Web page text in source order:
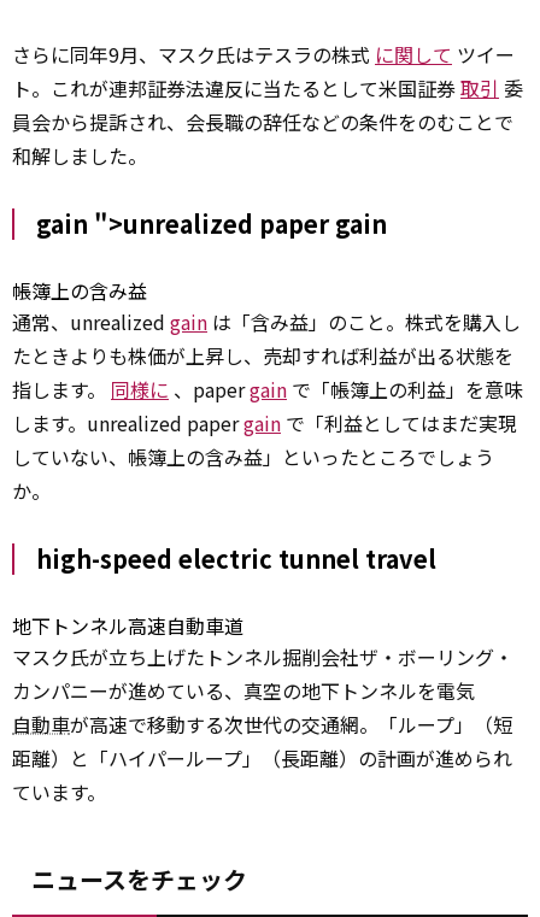
さらに同年9月、マスク氏はテスラの株式 に関して ツイー
ト。これが連邦証券法違反に当たるとして米国証券取引 委
員会から提訴され、会長職の辞任などの条件をのむことで
和解しました。
gain ">unrealized papergain
帳簿上の含み益
通常、unrealized gain は「含み益」のこと。株式を購入し
たときよりも株価が上昇し、売却すれば利益が出る状態を
指します。 同様に 、papergain で「帳簿上の利益」を意味
します。unrealized papergain で「利益としてはまだ実現
していない、帳簿上の含み益」といったところでしょう
か。
high-speed electric tunnel travel
地下トンネル高速自動車道
マスク氏が立ち上げたトンネル掘削会社ザ・ボーリング・
カンパニーが進めている、真空の地下トンネルを電気
自動車が高速で移動する次世代の交通網。「ループ」（短
距離）と「ハイパーループ」（長距離）の計画が進められ
ています。
ニュースをチェック